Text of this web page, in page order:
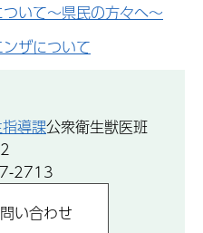
いて～県民の方々へ～
ザについて
導課公衆衛生獣医班
2713